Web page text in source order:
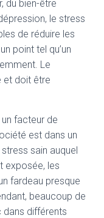
du bien-être
le stress
de réduire les
point tel qu’un
Le
et doit être
facteur de
est dans un
sain auquel
exposée, les
fardeau presque
beaucoup de
dans différents